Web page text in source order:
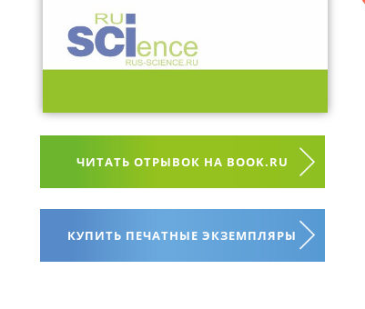
ЧИТАТЬ ОТРЫВОК НА BOOK.RU
КУПИТЬ ПЕЧАТНЫЕ ЭКЗЕМПЛЯРЫ